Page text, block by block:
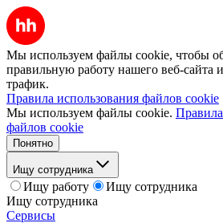
Мы используем файлы cookie, чтобы
правильную работу нашего веб-сайта
трафик.
Правила использования файлов cookie
Мы используем файлы cookie.
файлов cookie
Понятно
Ищу сотрудника
Ищу работу
Ищу сотрудника
Ищу сотрудника
Сервисы